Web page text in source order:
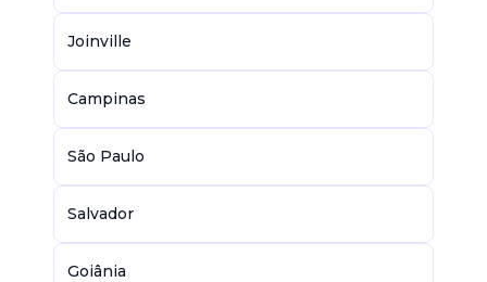
Joinville
Campinas
São Paulo
Salvador
Goiânia